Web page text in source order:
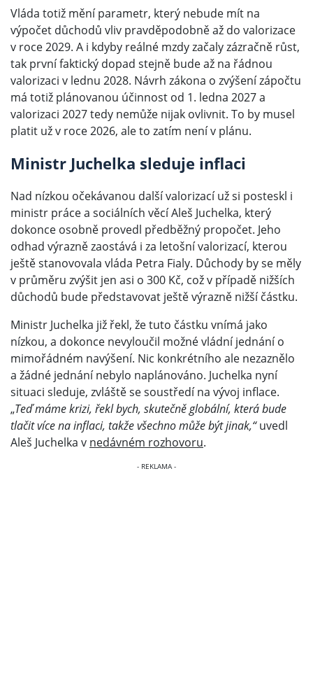
Vláda totiž mění parametr, který nebude mít na
výpočet důchodů vliv pravděpodobně až do valorizace
v roce 2029. A i kdyby reálné mzdy začaly zázračně růst,
tak první faktický dopad stejně bude až na řádnou
valorizaci v lednu 2028. Návrh zákona o zvýšení zápočtu
má totiž plánovanou účinnost od 1. ledna 2027 a
valorizaci 2027 tedy nemůže nijak ovlivnit. To by musel
platit už v roce 2026, ale to zatím není v plánu.
Ministr Juchelka sleduje inflaci
Nad nízkou očekávanou další valorizací už si posteskl i
ministr práce a sociálních věcí Aleš Juchelka, který
dokonce osobně provedl předběžný propočet. Jeho
odhad výrazně zaostává i za letošní valorizací, kterou
ještě stanovovala vláda Petra Fialy. Důchody by se měly
v průměru zvýšit jen asi o 300 Kč, což v případě nižších
důchodů bude představovat ještě výrazně nižší částku.
Ministr Juchelka již řekl, že tuto částku vnímá jako
nízkou, a dokonce nevyloučil možné vládní jednání o
mimořádném navýšení. Nic konkrétního ale nezaznělo
a žádné jednání nebylo naplánováno. Juchelka nyní
situaci sleduje, zvláště se soustředí na vývoj inflace.
„Teď máme krizi, řekl bych, skutečně globální, která bude
tlačit více na inflaci, takže všechno může být jinak,“uvedl
Aleš Juchelka v nedávném rozhovoru.